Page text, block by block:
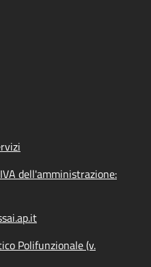
dell'amministrazione:
Polifunzionale (v.